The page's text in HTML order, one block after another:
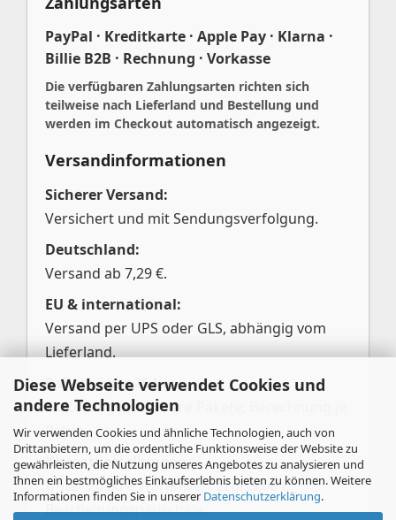
Diese Webseite verwendet Cookies und
andere Technologien
Wir verwenden Cookies und ähnliche Technologien, auch von
Drittanbietern, um die ordentliche Funktionsweise der Website zu
gewährleisten, die Nutzung unseres Angebotes zu analysieren und
Ihnen ein bestmögliches Einkaufserlebnis bieten zu können. Weitere
Informationen finden Sie in unserer Datenschutzerklärung.
PayPal · Kreditkarte · Apple Pay · Klarna ·
Billie B2B · Rechnung · Vorkasse
Die verfügbaren Zahlungsarten richten sich
teilweise nach Lieferland und Bestellung und
werden im Checkout automatisch angezeigt.
Versandinformationen
Sicherer Versand:
Versichert und mit Sendungsverfolgung.
Deutschland:
Versand ab 7,29 €.
EU & international:
Versand per UPS oder GLS, abhängig vom
Lieferland.
Pakete über 25 kg:
Aufteilung in mehrere Pakete; Berechnung je
Paket.
Kleinstbestellungen:
Unter 20,00 € Warenwert zzgl. 3,00 €
Bearbeitungspauschale.